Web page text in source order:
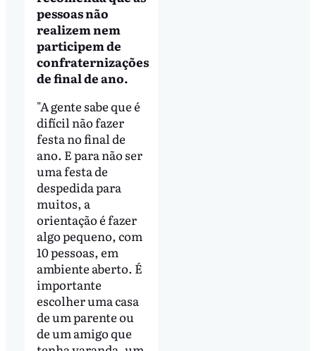
pessoas não
realizem nem
participem de
confraternizações
de final de ano.
"A gente sabe que é
difícil não fazer
festa no final de
ano. E para não ser
uma festa de
despedida para
muitos, a
orientação é fazer
algo pequeno, com
10 pessoas, em
ambiente aberto. É
importante
escolher uma casa
de um parente ou
de um amigo que